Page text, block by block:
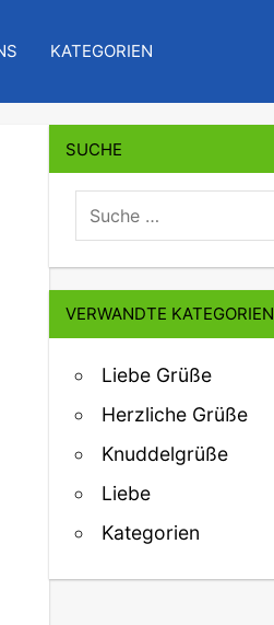
KATEGORIEN
SUCHE
suche:
VERWANDTE KATEGORIEN
Liebe Grüße
Herzliche Grüße
Knuddelgrüße
Liebe
Kategorien